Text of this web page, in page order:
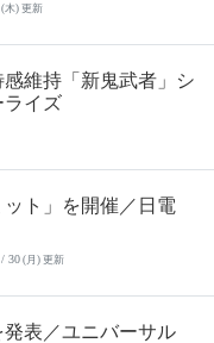
木) 更新
維持「新鬼武者」シ
ライズ
ト」を開催／日電
30(月) 更新
表／ユニバーサル